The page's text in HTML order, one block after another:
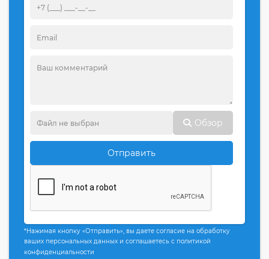
Обзор
Отправить
*Нажимая кнопку «Отправить», вы даете согласие на обработку
ваших персональных данных и соглашаетесь с политикой
конфиденциальности